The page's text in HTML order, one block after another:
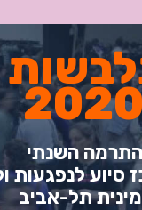
השנתי
סיוע לנפגעות
תל-אביב